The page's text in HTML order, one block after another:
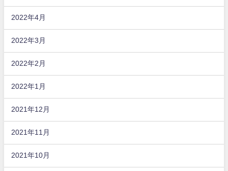
2022年4月
2022年3月
2022年2月
2022年1月
2021年12月
2021年11月
2021年10月